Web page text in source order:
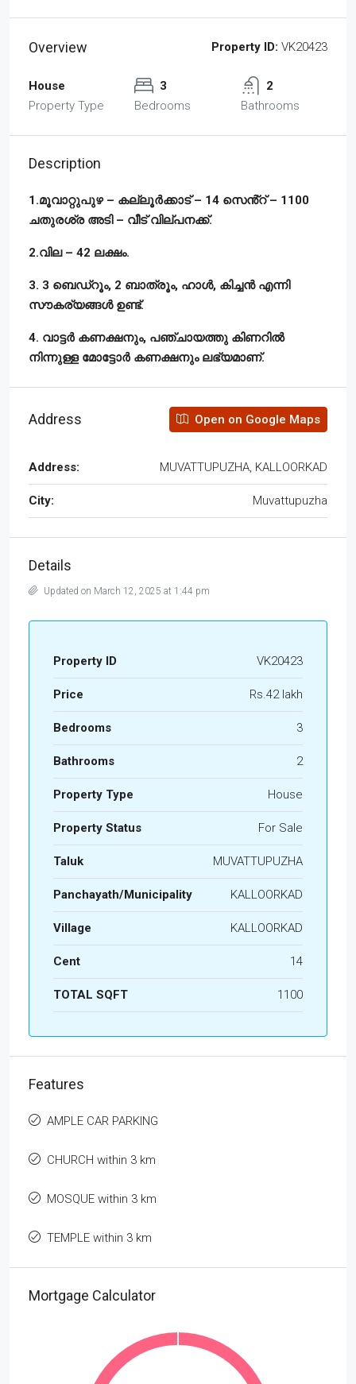
Overview Property ID: VK20423
House
Property Type
3
Bedrooms
2
Bathrooms
Description
1.മൂവാറ്റുപുഴ – കല്ലൂർക്കാട് – 14 സെൻ്റ് – 1100
ചതുരശ്ര അടി – വീട് വില്പനക്ക്.
2.വില – 42 ലക്ഷം.
3. 3 ബെഡ്‌റൂം, 2 ബാത്രൂം, ഹാൾ, കിച്ചൻ എന്നി
സൗകര്യങ്ങൾ ഉണ്ട്.
4. വാട്ടർ കണക്ഷനും, പഞ്ചായത്തു കിണറിൽ
നിന്നുള്ള മോട്ടോർ കണക്ഷനും ലഭ്യമാണ്.
Address Open on Google Maps
Address: MUVATTUPUZHA, KALLOORKAD
City: Muvattupuzha
Details
Updated on March 12, 2025 at 1:44 pm
Property ID VK20423
Price Rs.42 lakh
Bedrooms 3
Bathrooms 2
Property Type House
Property Status For Sale
Taluk MUVATTUPUZHA
Panchayath/Municipality KALLOORKAD
Village KALLOORKAD
Cent 14
TOTAL SQFT 1100
Features
AMPLE CAR PARKING
CHURCH within 3 km
MOSQUE within 3 km
TEMPLE within 3 km
Mortgage Calculator